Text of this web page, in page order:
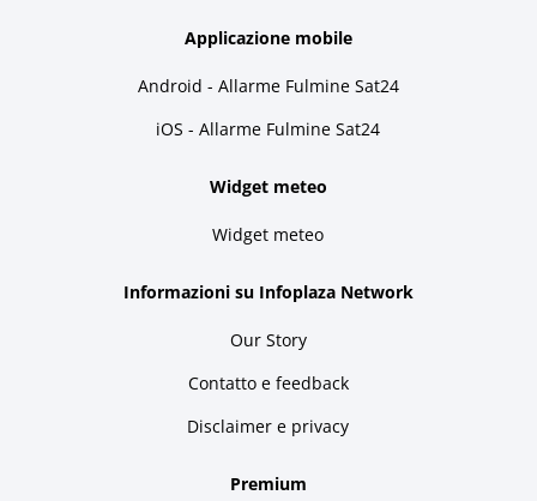
Applicazione mobile
Android - Allarme Fulmine Sat24
iOS - Allarme Fulmine Sat24
Widget meteo
Widget meteo
Informazioni su Infoplaza Network
Our Story
Contatto e feedback
Disclaimer e privacy
Premium